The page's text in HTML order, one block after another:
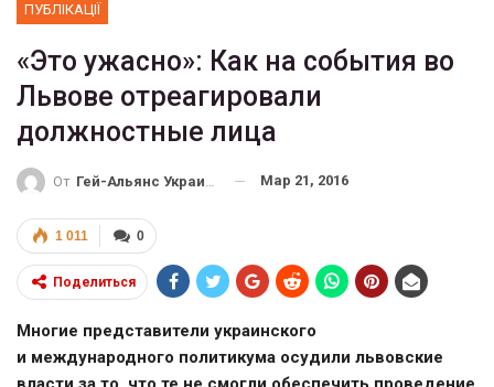
ПУБЛІКАЦІЇ
«Это ужасно»: Как на события во
Львове отреагировали
должностные лица
От Гей-Альянс Украина Мар 21, 2016
0
1 011
Поделиться
Многие представители украинского
и международного политикума осудили львовские